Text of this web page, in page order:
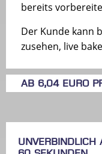
bereits
Der Kunde kann
zusehen, live
ab 6,04 Euro
Unverbindlich